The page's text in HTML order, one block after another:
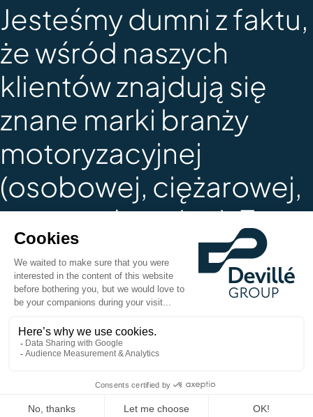
Jesteśmy dumni z faktu,
że wśród naszych
klientów znajdują się
znane marki branży
motoryzacyjnej
(osobowej, ciężarowej,
przemysłowej, ...). Te
owocne partnerstwa
świadczą o naszej
zdolności do
projektowania
niestandardowych